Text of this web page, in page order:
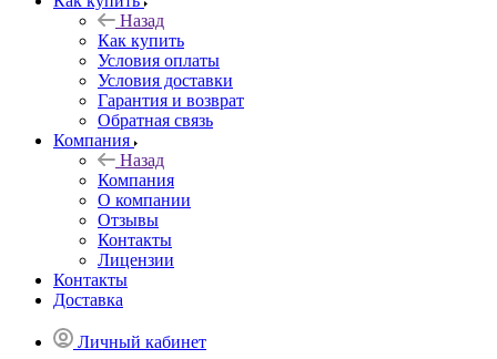
Назад
Как купить
Условия оплаты
Условия доставки
Гарантия и возврат
Обратная связь
Компания
Назад
Компания
О компании
Отзывы
Контакты
Лицензии
Контакты
Доставка
Личный кабинет